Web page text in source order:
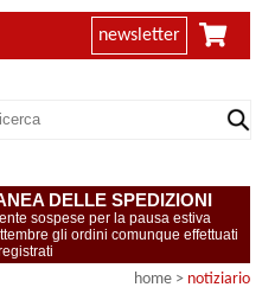
newsletter
DELLE SPEDIZIONI
sospese per la pausa estiva
gli ordini comunque effettuati
home > notiziario